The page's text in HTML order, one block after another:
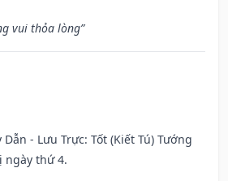
vui thỏa lòng”
Dẫn - Lưu Trực: Tốt (Kiết Tú) Tướng
ngày thứ 4.